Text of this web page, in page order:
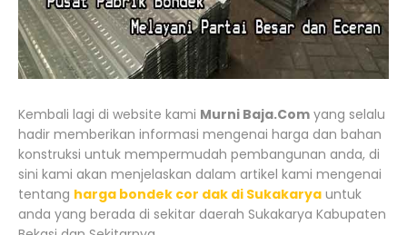
Kembali lagi di website kami Murni Baja.Com yang selalu
hadir memberikan informasi mengenai harga dan bahan
konstruksi untuk mempermudah pembangunan anda, di
sini kami akan menjelaskan dalam artikel kami mengenai
tentang harga bondek cor dak di Sukakarya untuk
anda yang berada di sekitar daerah Sukakarya Kabupaten